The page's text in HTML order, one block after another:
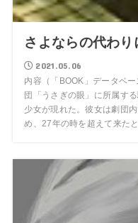
さよならの代わ
2021.05.06
内容（「BOOK」データベ
団「うさぎの眼」に所属す
少女が現れた。彼女は劇団
め、27年の時を超えて来たと